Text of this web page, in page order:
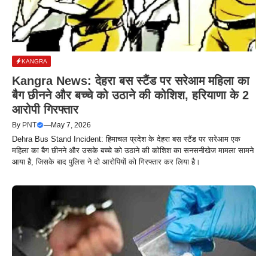
KANGRA
Kangra News: देहरा बस स्टैंड पर सरेआम महिला का
बैग छीनने और बच्चे को उठाने की कोशिश, हरियाणा के 2
आरोपी गिरफ्तार
By PNT —May 7, 2026
Dehra Bus Stand Incident: हिमाचल प्रदेश के देहरा बस स्टैंड पर सरेआम एक
महिला का बैग छीनने और उसके बच्चे को उठाने की कोशिश का सनसनीखेज मामला सामने
आया है, जिसके बाद पुलिस ने दो आरोपियों को गिरफ्तार कर लिया है।